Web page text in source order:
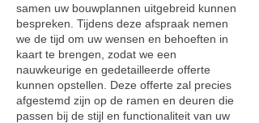
samen uw bouwplannen uitgebreid kunnen
bespreken. Tijdens deze afspraak nemen
we de tijd om uw wensen en behoeften in
kaart te brengen, zodat we een
nauwkeurige en gedetailleerde offerte
kunnen opstellen. Deze offerte zal precies
afgestemd zijn op de ramen en deuren die
passen bij de stijl en functionaliteit van uw